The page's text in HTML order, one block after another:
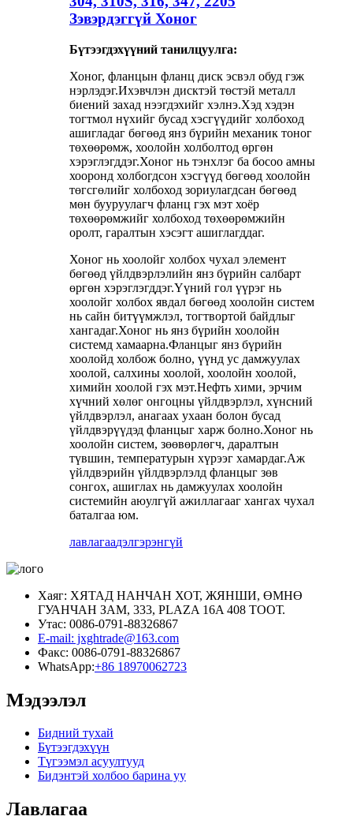
Зэвэрдэггүй Хоног
Бүтээгдэхүүний танилцуулга:
Хоног, фланцын фланц диск эсвэл обуд гэж
нэрлэдэг.Ихэвчлэн дисктэй төстэй металл
биений захад нээгдэхийг хэлнэ.Хэд хэдэн
тогтмол нүхийг бусад хэсгүүдийг холбоход
ашигладаг бөгөөд янз бүрийн механик тоног
төхөөрөмж, хоолойн холболтод өргөн
хэрэглэгддэг.Хоног нь тэнхлэг ба босоо амны
хооронд холбогдсон хэсгүүд бөгөөд хоолойн
төгсгөлийг холбоход зориулагдсан бөгөөд
мөн бууруулагч фланц гэх мэт хоёр
төхөөрөмжийг холбоход төхөөрөмжийн
оролт, гаралтын хэсэгт ашиглагддаг.
Хоног нь хоолойг холбох чухал элемент
бөгөөд үйлдвэрлэлийн янз бүрийн салбарт
өргөн хэрэглэгддэг.Үүний гол үүрэг нь
хоолойг холбох явдал бөгөөд хоолойн систем
нь сайн битүүмжлэл, тогтвортой байдлыг
хангадаг.Хоног нь янз бүрийн хоолойн
системд хамаарна.Фланцыг янз бүрийн
хоолойд холбож болно, үүнд ус дамжуулах
хоолой, салхины хоолой, хоолойн хоолой,
химийн хоолой гэх мэт.Нефть хими, эрчим
хүчний хөлөг онгоцны үйлдвэрлэл, хүнсний
үйлдвэрлэл, анагаах ухаан болон бусад
үйлдвэрүүдэд фланцыг харж болно.Хоног нь
хоолойн систем, зөөвөрлөгч, даралтын
түвшин, температурын хүрээг хамардаг.Аж
үйлдвэрийн үйлдвэрлэлд фланцыг зөв
сонгох, ашиглах нь дамжуулах хоолойн
системийн аюулгүй ажиллагааг хангах чухал
баталгаа юм.
лавлагаадэлгэрэнгүй
Хаяг: ХЯТАД НАНЧАН ХОТ, ЖЯНШИ, ӨМНӨ
ГУАНЧАН ЗАМ, 333, PLAZA 16A 408 ТООТ.
Утас: 0086-0791-88326867
E-mail: jxghtrade@163.com
Факс: 0086-0791-88326867
WhatsApp:+86 18970062723
Мэдээлэл
Бидний тухай
Бүтээгдэхүүн
Түгээмэл асуултууд
Бидэнтэй холбоо барина уу
Лавлагаа